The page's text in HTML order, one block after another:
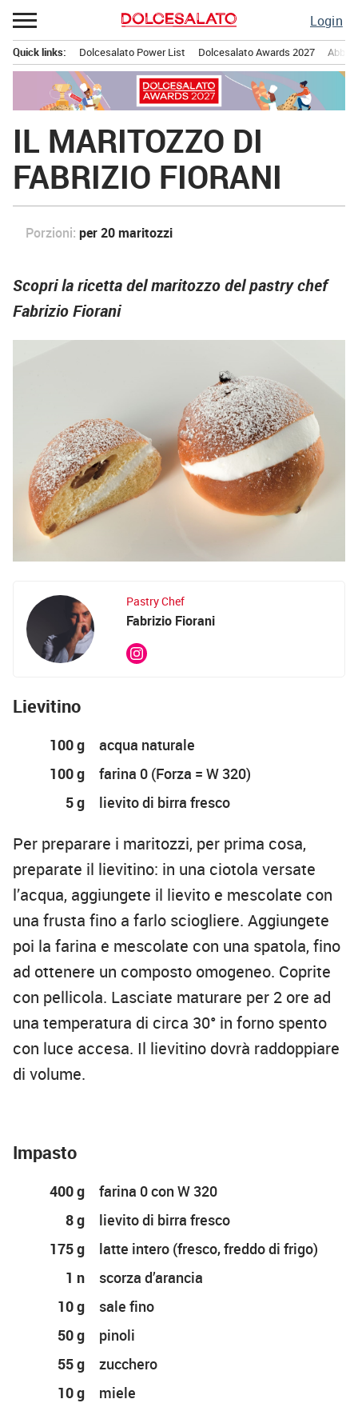
Passa
al
contenuto
Login
principale
Quick links: Dolcesalato Power List Dolcesalato Awards 2027
IL MARITOZZO DI
FABRIZIO FIORANI
Porzioni: per 20 maritozzi
Scopri la ricetta del maritozzo del pastry chef
Fabrizio Fiorani
Pastry Chef
Fabrizio Fiorani
Lievitino
100 g
acqua naturale
100 g
farina 0 (Forza = W 320)
5 g
lievito di birra fresco
Per preparare i maritozzi, per prima cosa,
preparate il lievitino: in una ciotola versate
l’acqua, aggiungete il lievito e mescolate con
una frusta fino a farlo sciogliere. Aggiungete
poi la farina e mescolate con una spatola, fino
ad ottenere un composto omogeneo. Coprite
con pellicola. Lasciate maturare per 2 ore ad
una temperatura di circa 30° in forno spento
con luce accesa. Il lievitino dovrà raddoppiare
di volume.
Impasto
400 g
farina 0 con W 320
8 g
lievito di birra fresco
175 g
latte intero (fresco, freddo di frigo)
1 n
scorza d’arancia
10 g
sale fino
50 g
pinoli
55 g
zucchero
10 g
miele